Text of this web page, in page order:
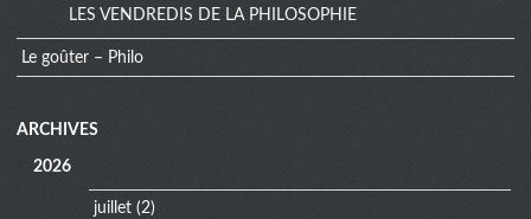
LES VENDREDIS DE LA PHILOSOPHIE
Le goûter – Philo
menu
ARCHIVES
2026
juillet(2)